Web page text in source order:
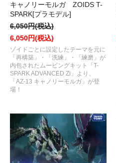
キャノリーモルガ ZOIDS T-
SPARK[プラモデル]
6,050円(税込)
6,050円(税込)
ゾイドごとに設定したテーマを元に
「再構築」・「洗練」・「練磨」が
内包されたムービングキット「T-
SPARK ADVANCED Zi」より、
「AZ-13 キャノリーモルガ」が登
場！